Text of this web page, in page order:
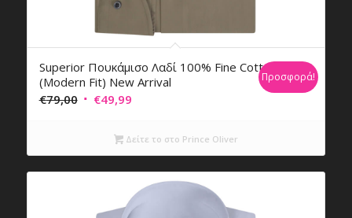
Superior Πουκάμισο Λαδί 100% Fine Cotton
(Modern Fit) New Arrival
€79,00 Original
€79,00.
€49,99Η
τιμή
είναι:
€49,99.
Προσφορά!
Δείτε το στο Prince Oliver